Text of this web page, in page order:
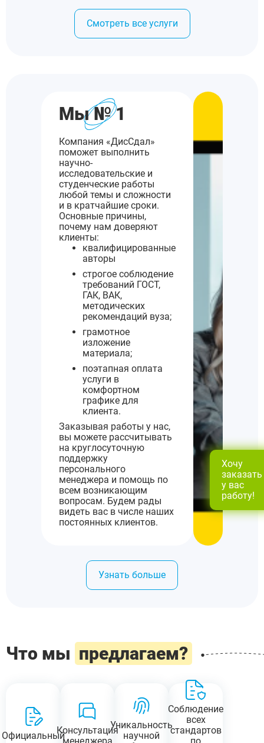
Смотреть все услуги
Мы № 1
Компания «ДисСдал»
поможет выполнить
научно-
исследовательские и
студенческие работы
любой темы и сложности
и в кратчайшие сроки.
Основные причины,
почему нам доверяют
клиенты:
квалифицированные
авторы
строгое соблюдение
требований ГОСТ,
ГАК, ВАК,
методических
рекомендаций вуза;
грамотное
изложение
материала;
поэтапная оплата
услуги в
комфортном
графике для
клиента.
Заказывая работы у нас,
вы можете рассчитывать
на круглосуточную
поддержку
персонального
менеджера и помощь по
всем возникающим
вопросам. Будем рады
видеть вас в числе наших
постоянных клиентов.
Хочу
заказать
у вас
работу!
Узнать больше
Что мы предлагаем?
ОфициальныйКонсультацияУникальность
научной
Соблюдение
всех
стандартов